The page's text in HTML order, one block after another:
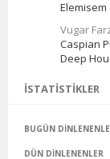
Vugar
Caspian
Deep
İSTATISTIKLER
BUGÜN
DÜN DINLENENLER